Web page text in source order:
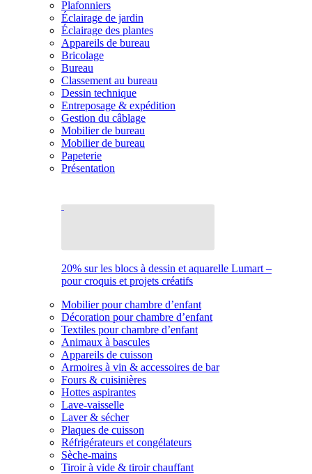
Plafonniers
Éclairage de jardin
Éclairage des plantes
Appareils de bureau
Bricolage
Bureau
Classement au bureau
Dessin technique
Entreposage & expédition
Gestion du câblage
Mobilier de bureau
Mobilier de bureau
Papeterie
Présentation
20% sur les blocs à dessin et aquarelle Lumart –
pour croquis et projets créatifs
Mobilier pour chambre d’enfant
Décoration pour chambre d’enfant
Textiles pour chambre d’enfant
Animaux à bascules
Appareils de cuisson
Armoires à vin & accessoires de bar
Fours & cuisinières
Hottes aspirantes
Lave-vaisselle
Laver & sécher
Plaques de cuisson
Réfrigérateurs et congélateurs
Sèche-mains
Tiroir à vide & tiroir chauffant